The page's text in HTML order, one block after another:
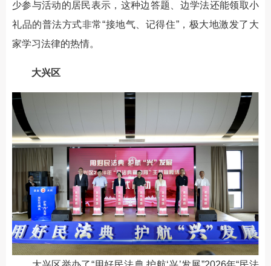
少参与活动的居民表示，这种边答题、边学法还能领取小
礼品的普法方式非常“接地气、记得住”，极大地激发了大
家学习法律的热情。
大兴区